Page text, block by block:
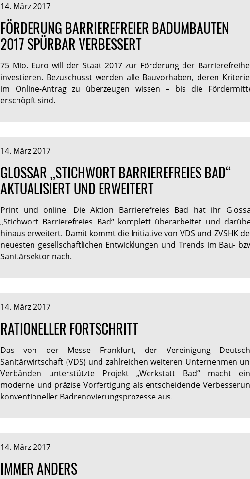
14. März 2017
FÖRDERUNG BARRIEREFREIER BADUMBAUTEN
2017 SPÜRBAR VERBESSERT
75 Mio. Euro will der Staat 2017 zur Förderung der
investieren. Bezuschusst werden alle Bauvorhaben, deren
im Online-Antrag zu überzeugen wissen – bis die
erschöpft sind.
14. März 2017
GLOSSAR „STICHWORT BARRIEREFREIES BAD“
AKTUALISIERT UND ERWEITERT
Print und online: Die Aktion Barrierefreies Bad hat ihr
„Stichwort Barrierefreies Bad“ komplett überarbeitet und
hinaus erweitert. Damit kommt die Initiative von VDS und ZVSHK
neuesten gesellschaftlichen Entwicklungen und Trends im Bau-
Sanitärsektor nach.
14. März 2017
RATIONELLER FORTSCHRITT
Das von der Messe Frankfurt, der Vereinigung
Sanitärwirtschaft (VDS) und zahlreichen weiteren Unternehmen
Verbänden unterstützte Projekt „Werkstatt Bad“ macht
moderne und präzise Vorfertigung als entscheidende
konventioneller Badrenovierungsprozesse aus.
14. März 2017
IMMER ANDERS